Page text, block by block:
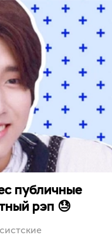
публичные
рэп 😓